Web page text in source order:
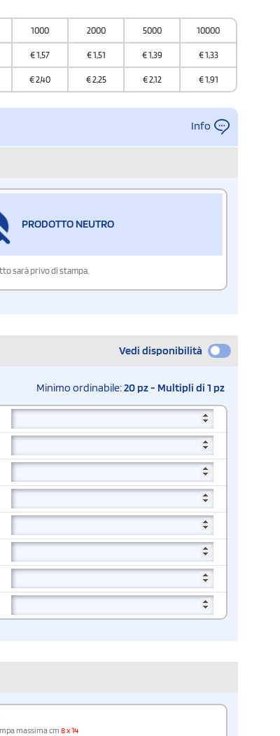
1000 2000 5000 10000
€1,57 €1,51 €1,39 €1,33
€2,40 €2,25 €2,12 €1,91
Info
PRODOTTO NEUTRO
sarà privo di stampa.
Vedi disponibilità
Minimo ordinabile:20 pz - Multipli di 1 pz
massima cm8 x 14